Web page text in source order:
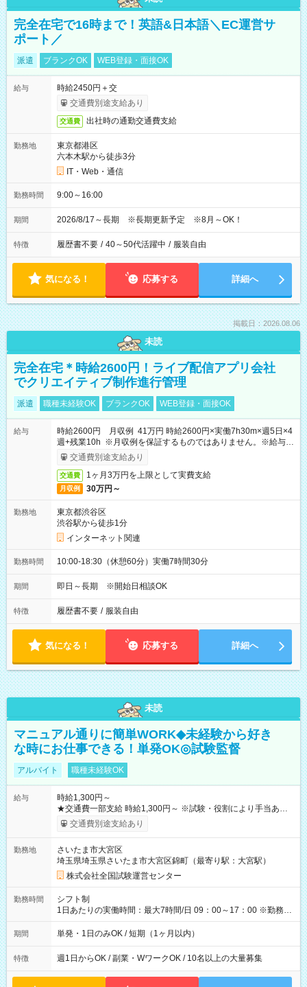
完全在宅で16時まで！英語&日本語＼EC運営サ
ポート／
派遣 ブランクOK WEB登録・面接OK
給与
時給2450円＋交
交通費別途支給あり
交通費 出社時の通勤交通費支給
勤務地
東京都港区
六本木駅から徒歩3分
IT・Web・通信
勤務時間 9:00～16:00
期間 2026/8/17～長期 ※長期更新予定 ※8月～OK！
特徴 履歴書不要 / 40～50代活躍中 / 服装自由
気になる！ 応募する 詳細へ
掲載日：2026.08.06
未読
完全在宅＊時給2600円！ライブ配信アプリ会社
でクリエイティブ制作進行管理
派遣 職種未経験OK ブランクOK WEB登録・面接OK
給与
時給2600円 月収例 41万円 時給2600円×実働7h30m×週5日×4
週+残業10h ※月収例を保証するものではありません。※給与即
受取りサービス利用可（利用条件有）
交通費別途支給あり
交通費 1ヶ月3万円を上限として実費支給
月収例 30万円～
勤務地
東京都渋谷区
渋谷駅から徒歩1分
インターネット関連
勤務時間 10:00-18:30（休憩60分）実働7時間30分
期間 即日～長期 ※開始日相談OK
特徴 履歴書不要 / 服装自由
気になる！ 応募する 詳細へ
未読
マニュアル通りに簡単WORK◆未経験から好き
な時にお仕事できる！単発OK◎試験監督
アルバイト 職種未経験OK
給与
時給1,300円～
★交通費一部支給 時給1,300円～ ※試験・役割により手当あり
※勤務回数により昇給あり 【即給（前払い）オプションあ
り！】 希望される場合、勤務から1週間ほどで給与の一部を受け
例】 ・河合塾模擬試験 8:30～17:30（休憩1時間） 時給1,300円
×8時間＝日収10,400円＋交通費 ※当日の役割により時給＋100
円の場合あり ・国家試験 7:00～13:30（休憩なし） 時給1,300
円（役割手当＋100円）×6時間＝日収8,400円＋交通費 【試用期
間】試用期間なし
交通費別途支給あり
勤務地
さいたま市大宮区
埼玉県埼玉県さいたま市大宮区錦町（最寄り駅：大宮駅）
株式会社全国試験運営センター
勤務時間
シフト制
1日あたりの実働時間：最大7時間/日 09：00～17：00 ※勤務時
間は 試験により異なります。
期間 単発・1日のみOK / 短期（1ヶ月以内）
特徴 週1日からOK / 副業・WワークOK / 10名以上の大量募集